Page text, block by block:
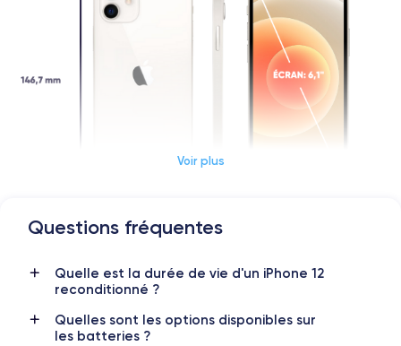
Dimensions et poids iPhone 12
Date de sortie
Voir plus
Questions fréquentes
Quelle est la durée de vie d'un iPhone 12
reconditionné ?
Quelles sont les options disponibles sur
les batteries ?